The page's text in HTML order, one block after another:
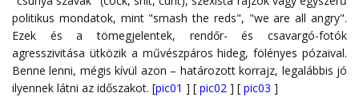
politikus mondatok, mint "smash the reds", "we are all angry".
Ezek és a tömegjelentek, rendőr- és csavargó-fotók
agresszivitása ütközik a művészpáros hideg, fölényes pózaival.
Benne lenni, mégis kívül azon – határozott korrajz, legalábbis jó
ilyennek látni az időszakot. [pic01 ] [ pic02 ] [ pic03 ]